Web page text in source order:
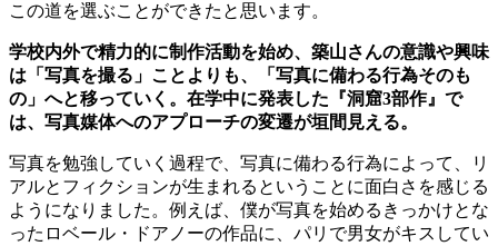
この道を選ぶことができたと思います。
学校内外で精力的に制作活動を始め、築山さんの意識や興味
は「写真を撮る」ことよりも、「写真に備わる行為そのも
の」へと移っていく。在学中に発表した『洞窟3部作』で
は、写真媒体へのアプローチの変遷が垣間見える。
写真を勉強していく過程で、写真に備わる行為によって、リ
アルとフィクションが生まれるということに面白さを感じる
ようになりました。例えば、僕が写真を始めるきっかけとな
ったロベール・ドアノーの作品に、パリで男女がキスしてい